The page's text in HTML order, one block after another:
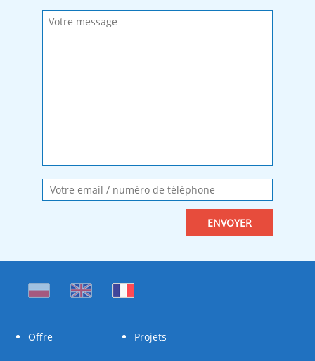
Remplissez les champs obligatoires.
Message envoyé.
Offre Projets